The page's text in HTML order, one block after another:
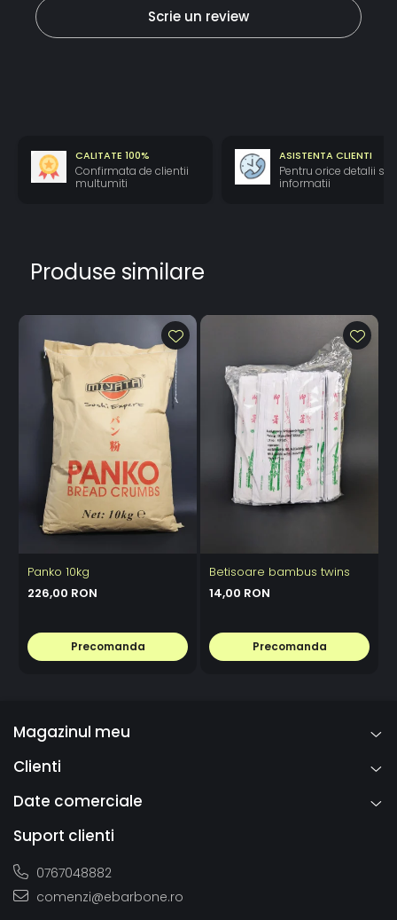
Scrie un review
CALITATE 100%
Confirmata de clientii
multumiti
ASISTENTA CLIENTI
Pentru orice detalii si
informatii
Produse similare
Panko 10kg
226,00 RON
Precomanda
Betisoare bambus twins
14,00 RON
Precomanda
Magazinul meu
Clienti
Date comerciale
Suport clienti
0767048882
comenzi@ebarbone.ro